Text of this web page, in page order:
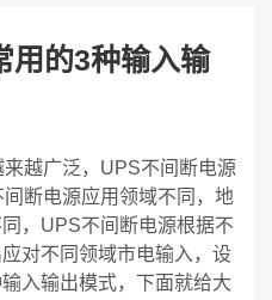
用的3种输入输
来越广泛，UPS不间断电源
断电源应用领域不同，地
，UPS不间断电源根据不
对不同领域市电输入，设
入输出模式，下面就给大